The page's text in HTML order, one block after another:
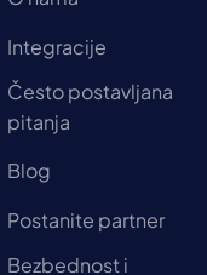
Integracije
Često postavljana
pitanja
Blog
Postanite partner
Bezbednost i